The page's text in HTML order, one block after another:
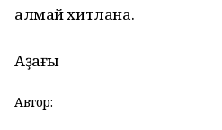
алмай хитлана.
Аҙағы
Автор: